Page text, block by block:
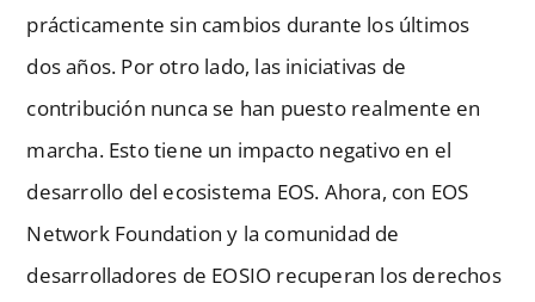
prácticamente sin cambios durante los últimos
dos años. Por otro lado, las iniciativas de
contribución nunca se han puesto realmente en
marcha. Esto tiene un impacto negativo en el
desarrollo del ecosistema EOS. Ahora, con EOS
Network Foundation y la comunidad de
desarrolladores de EOSIO recuperan los derechos